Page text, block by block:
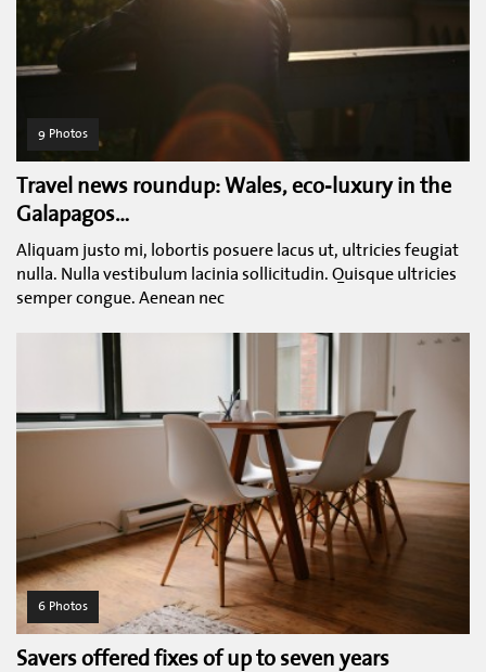
9 Photos
Travel news roundup: Wales, eco-luxury in the
Galapagos…
Aliquam justo mi, lobortis posuere lacus ut, ultricies feugiat
nulla. Nulla vestibulum lacinia sollicitudin. Quisque ultricies
semper congue. Aenean nec
6 Photos
Savers offered fixes of up to seven years